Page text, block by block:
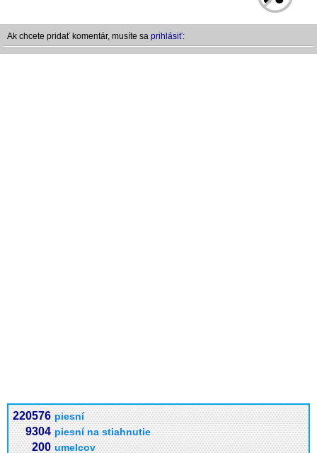
Ak chcete pridať komentár, musíte sa prihlásiť:
220576 piesní
9304 piesní na stiahnutie
200 umelcov